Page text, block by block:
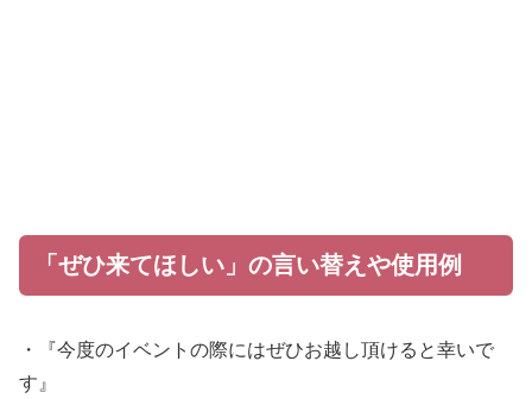
「ぜひ来てほしい」の言い替えや使用例
・『今度のイベントの際にはぜひお越し頂けると幸いで
す』